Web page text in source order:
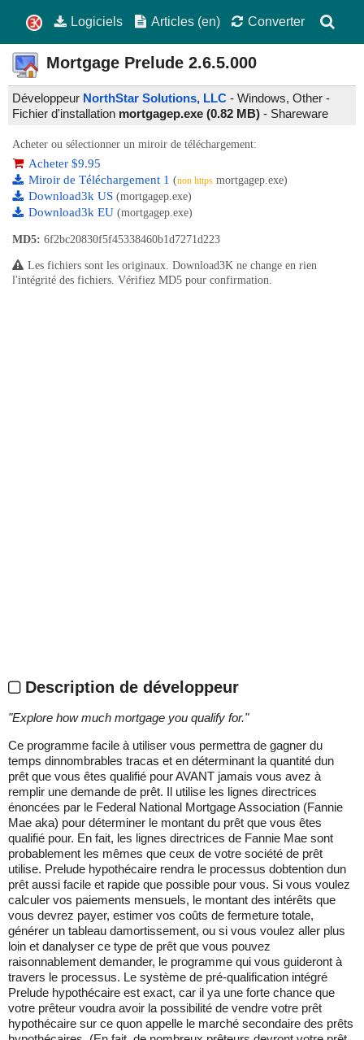
Logiciels Articles (en) Converter
Mortgage Prelude 2.6.5.000
Développeur NorthStar Solutions, LLC - Windows, Other -
Fichier d'installation mortgagep.exe (0.82 MB) - Shareware
Acheter ou sélectionner un miroir de téléchargement:
Acheter $9.95
Miroir de Téléchargement 1 (non https mortgagep.exe)
Download3k US (mortgagep.exe)
Download3k EU (mortgagep.exe)
MD5: 6f2bc20830f5f45338460b1d7271d223
Les fichiers sont les originaux. Download3K ne change en rien
l'intégrité des fichiers. Vérifiez MD5 pour confirmation.
Description de développeur
"Explore how much mortgage you qualify for."
Ce programme facile à utiliser vous permettra de gagner du
temps dinnombrables tracas et en déterminant la quantité dun
prêt que vous êtes qualifié pour AVANT jamais vous avez à
remplir une demande de prêt. Il utilise les lignes directrices
énoncées par le Federal National Mortgage Association (Fannie
Mae aka) pour déterminer le montant du prêt que vous êtes
qualifié pour. En fait, les lignes directrices de Fannie Mae sont
probablement les mêmes que ceux de votre société de prêt
utilise. Prelude hypothécaire rendra le processus dobtention dun
prêt aussi facile et rapide que possible pour vous. Si vous voulez
calculer vos paiements mensuels, le montant des intérêts que
vous devrez payer, estimer vos coûts de fermeture totale,
générer un tableau damortissement, ou si vous voulez aller plus
loin et danalyser ce type de prêt que vous pouvez
raisonnablement demander, le programme qui vous guideront à
travers le processus. Le système de pré-qualification intégré
Prelude hypothécaire est exact, car il ya une forte chance que
votre prêteur voudra avoir la possibilité de vendre votre prêt
hypothécaire sur ce quon appelle le marché secondaire des prêts